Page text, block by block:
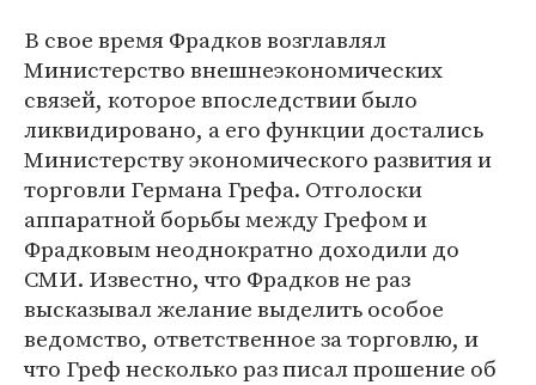
В свое время Фрадков возглавлял
Министерство внешнеэкономических
связей, которое впоследствии было
ликвидировано, а его функции достались
Министерству экономического развития и
торговли Германа Грефа. Отголоски
аппаратной борьбы между Грефом и
Фрадковым неоднократно доходили до
СМИ. Известно, что Фрадков не раз
высказывал желание выделить особое
ведомство, ответственное за торговлю, и
что Греф несколько раз писал прошение об